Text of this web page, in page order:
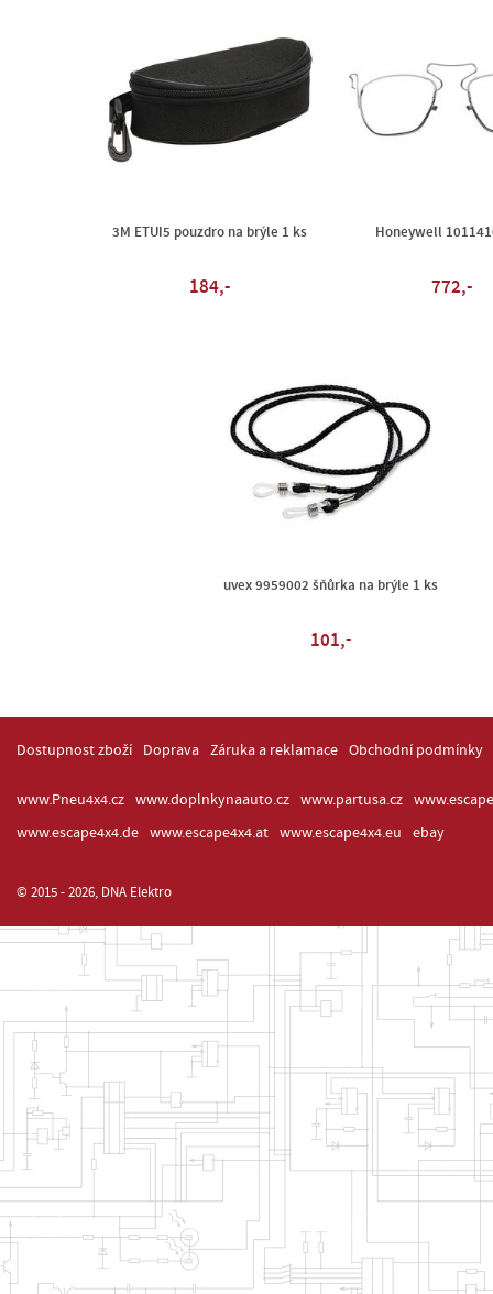
3M ETUI5 pouzdro na brýle 1 ks
184,-
Honeywell
772,-
uvex 9959002 šňůrka na brýle 1 ks
101,-
Dostupnost zboží Doprava Záruka a reklamace Obchodní podmínky
www.Pneu4x4.cz www.doplnkynaauto.cz www.partusa.cz
www.escape4x4.de
www.escape4x4.at www.escape4x4.eu ebay
© 2015 - 2026, DNA Elektro